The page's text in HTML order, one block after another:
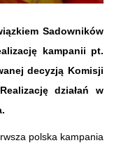
Sadowników
kampanii pt.
decyzją Komisji
działań w
polska kampania